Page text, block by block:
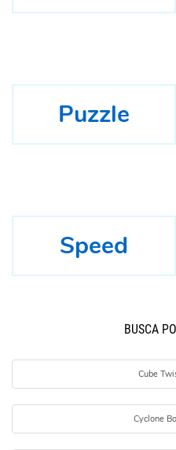
Puzzle
Speed
BUSCÁ
Cube
Cyclone